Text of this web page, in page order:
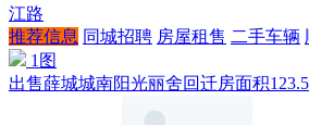
江路
推荐信息 同城招聘 房屋租售 二手车辆
1图
出售薛城城南阳光丽舍回迁房面积